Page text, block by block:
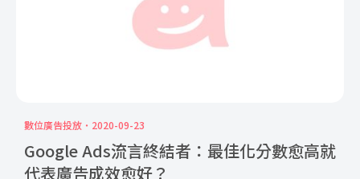
數位廣告投放 2020-09-23
Google Ads流言終結者：最佳化分數愈高就
代表廣告成效愈好？